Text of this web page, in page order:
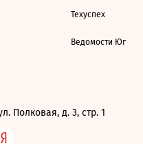
Техуспех
Ведомости Юг
Полковая, д. 3, стр. 1